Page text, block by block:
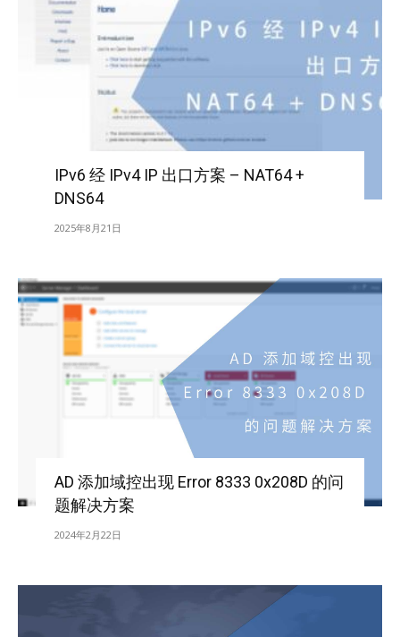
IPv6 经 IPv4 IP 出口方案 – NAT64 +
DNS64
2025年8月21日
AD 添加域控出现 Error 8333 0x208D 的问
题解决方案
2024年2月22日